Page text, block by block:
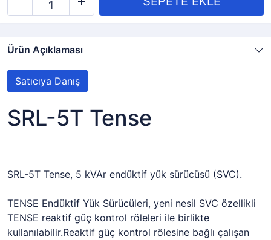
Ürün Açıklaması
Satıcıya Danış
SRL-5T Tense
SRL-5T Tense, 5 kVAr endüktif yük sürücüsü (SVC).
TENSE Endüktif Yük Sürücüleri, yeni nesil SVC özellikli
TENSE reaktif güç kontrol röleleri ile birlikte
kullanılabilir.Reaktif güç kontrol rölesine bağlı çalışan